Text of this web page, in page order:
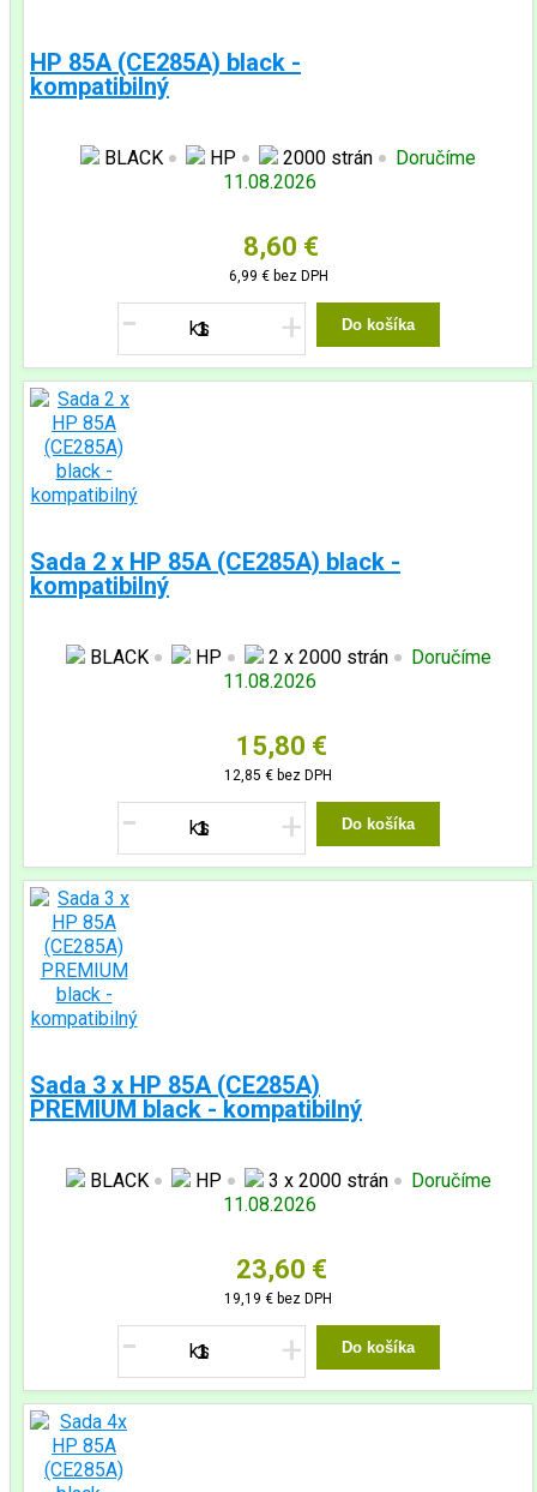
HP 85A (CE285A) black -
kompatibilný
BLACK HP 2000 strán
Doručíme
11.08.2026
8,60 €
6,99 €bez DPH
- + Do košíka
Sada 2 x HP 85A (CE285A) black -
kompatibilný
BLACK HP 2 x 2000 strán
Doručíme
11.08.2026
15,80 €
12,85 € bez DPH
- + Do košíka
Sada 3 x HP 85A (CE285A)
PREMIUM black - kompatibilný
BLACK HP 3 x 2000 strán
Doručíme
11.08.2026
23,60 €
19,19 € bez DPH
- + Do košíka